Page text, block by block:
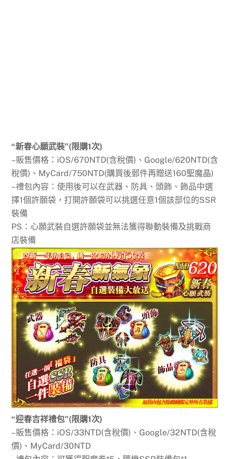
“新春心願武裝”(限購1次)
–販售價格：iOS/670NTD(含稅價)、Google/620NTD(含
稅價)、MyCard/750NTD(購買後郵件再贈送160聖魔晶)
–禮包內容：使用後可以在武器、防具、頭飾、飾品中選
擇1個許願袋，打開許願袋可以挑選任意1個該部位的SSR
裝備
PS：心願武裝自選許願袋並無法獲得聯動裝備及挑戰商
店裝備
“迎春吉祥禮包”(限購1次)
–販售價格：iOS/33NTD(含稅價)、Google/32NTD(含稅
價)、MyCard/30NTD